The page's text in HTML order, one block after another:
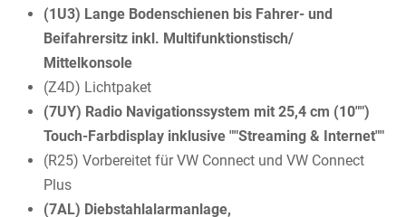
(1U3) Lange Bodenschienen bis Fahrer- und
Beifahrersitz inkl. Multifunktionstisch/
Mittelkonsole
(Z4D) Lichtpaket
(7UY) Radio Navigationssystem mit 25,4 cm (10"")
Touch-Farbdisplay inklusive ""Streaming & Internet""
(R25) Vorbereitet für VW Connect und VW Connect
Plus
(7AL) Diebstahlalarmanlage,